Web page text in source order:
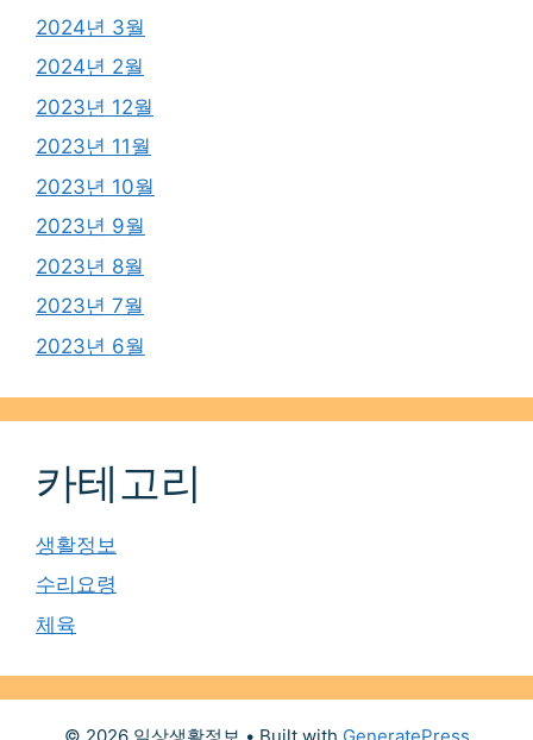
2024년 3월
2024년 2월
2023년 12월
2023년 11월
2023년 10월
2023년 9월
2023년 8월
2023년 7월
2023년 6월
카테고리
생활정보
수리요령
체육
© 2026 일상생활정보 • Built with GeneratePress